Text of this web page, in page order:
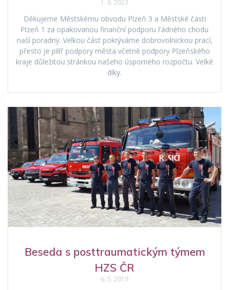
1. 6. 2023
Děkujeme Městskému obvodu Plzeň 3 a Městské části
Plzeň 1 za opakovanou finanční podporu řádného chodu
naší poradny. Velkou část pokrýváme dobrovolnickou prací,
přesto je pilíř podpory města včetně podpory Plzeňského
kraje důležitou stránkou našeho úsporného rozpočtu. Velké
díky.
Beseda s posttraumatickým týmem
HZS ČR
6. 5. 2019